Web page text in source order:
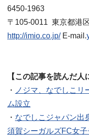
6450-1963
〒105-0011 東京都港
http://imio.co.jp/E-mail.
【この記事を読んだ人
・ ノジマ、なでしこリ
ム設立
・ なでしこジャパン出
須賀シーガルズFC女子